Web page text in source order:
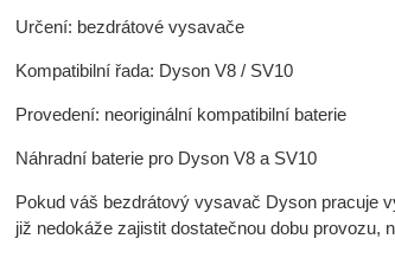
Určení: bezdrátové vysavače
Kompatibilní řada: Dyson V8 / SV10
Provedení: neoriginální kompatibilní baterie
Náhradní baterie pro Dyson V8 a SV10
Pokud váš bezdrátový vysavač Dyson pracuje
již nedokáže zajistit dostatečnou dobu provozu,